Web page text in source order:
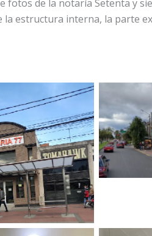
fotos de la notaría Setenta y
la estructura interna, la parte